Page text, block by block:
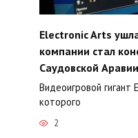
Electronic Arts
компании стал
Саудовской Аравии
Видеоигровой
которого
2